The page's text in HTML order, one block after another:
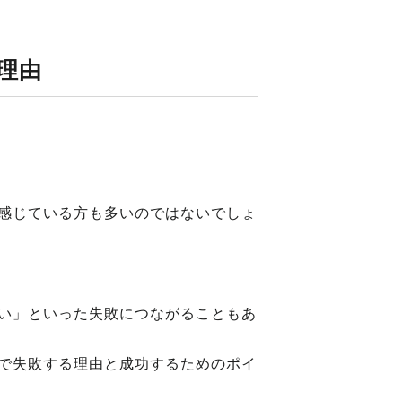
由
じている方も多いのではないでしょ
」といった失敗につながることもあ
失敗する理由と成功するためのポイ